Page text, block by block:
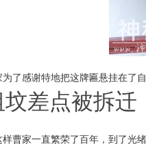
为了感谢特地把这牌匾悬挂在了
坟差点被拆迁
样曹家一直繁荣了百年，到了光